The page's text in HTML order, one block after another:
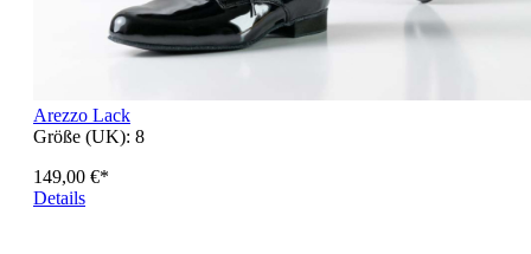
Arezzo Lack
Größe (UK): 8
149,00 €*
Details